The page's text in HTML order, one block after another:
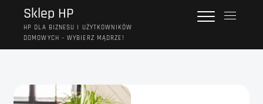
Sklep HP
HP DLA BIZNESU I UŻYTKOWNIKÓW
DOMOWYCH – WYBIERZ MĄDRZE!
P